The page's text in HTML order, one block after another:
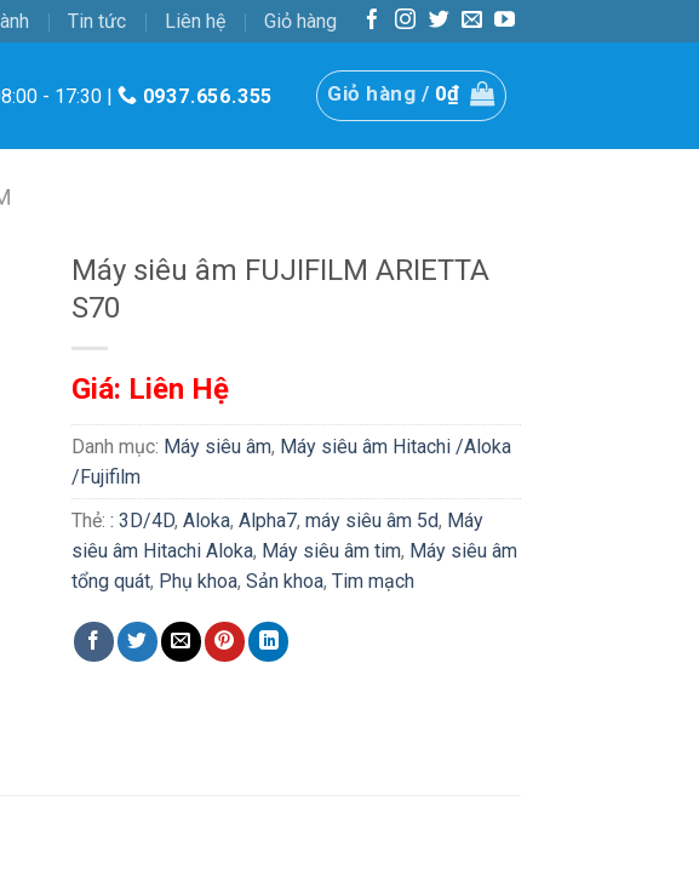
Tin tức Liên hệ Giỏ hàng
- 17:30 | 0937.656.355 Giỏ hàng / 0₫
Máy siêu âm FUJIFILM ARIETTA
S70
Giá: Liên Hệ
Danh mục: Máy siêu âm, Máy siêu âm Hitachi /Aloka
/Fujifilm
Thẻ:: 3D/4D,Aloka,Alpha7,máy siêu âm 5d, Máy
siêu âm Hitachi Aloka, Máy siêu âm tim, Máy siêu âm
tổng quát, Phụ khoa,Sản khoa,Tim mạch